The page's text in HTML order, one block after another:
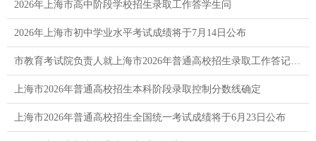
2026年上海市高中阶段学校招生录取工作答学生问
2026年上海市初中学业水平考试成绩将于7月14日公布
市教育考试院负责人就上海市2026年普通高校招生录取工作答记者问
上海市2026年普通高校招生本科阶段录取控制分数线确定
上海市2026年普通高校招生全国统一考试成绩将于6月23日公布